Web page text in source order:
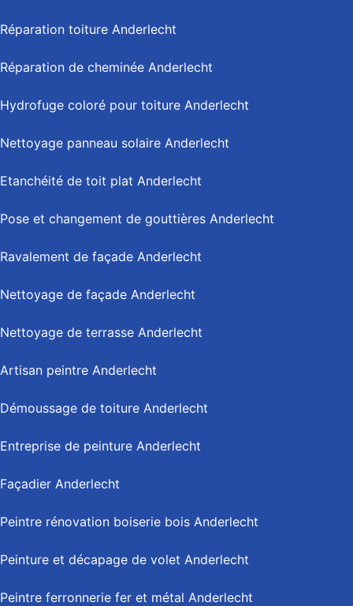
Réparation toiture Anderlecht
Réparation de cheminée Anderlecht
Hydrofuge coloré pour toiture Anderlecht
Nettoyage panneau solaire Anderlecht
Etanchéité de toit plat Anderlecht
Pose et changement de gouttières Anderlecht
Ravalement de façade Anderlecht
Nettoyage de façade Anderlecht
Nettoyage de terrasse Anderlecht
Artisan peintre Anderlecht
Démoussage de toiture Anderlecht
Entreprise de peinture Anderlecht
Façadier Anderlecht
Peintre rénovation boiserie bois Anderlecht
Peinture et décapage de volet Anderlecht
Peintre ferronnerie fer et métal Anderlecht